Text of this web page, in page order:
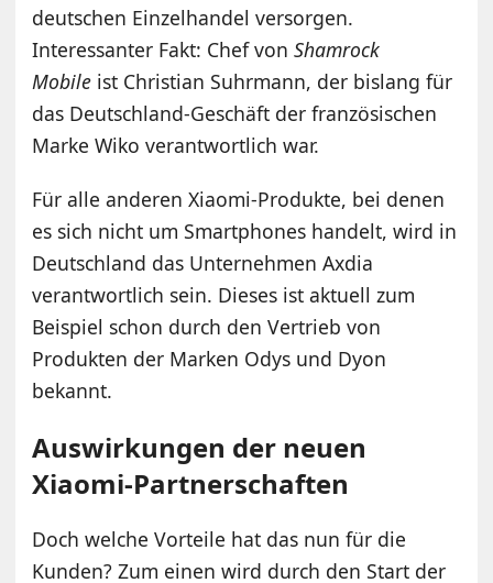
deutschen Einzelhandel versorgen.
Interessanter Fakt: Chef vonShamrock
Mobile ist Christian Suhrmann, der bislang für
das Deutschland-Geschäft der französischen
Marke Wiko verantwortlich war.
Für alle anderen Xiaomi-Produkte, bei denen
es sich nicht um Smartphones handelt, wird in
Deutschland das Unternehmen Axdia
verantwortlich sein. Dieses ist aktuell zum
Beispiel schon durch den Vertrieb von
Produkten der Marken Odys und Dyon
bekannt.
Auswirkungen der neuen
Xiaomi-Partnerschaften
Doch welche Vorteile hat das nun für die
Kunden? Zum einen wird durch den Start der